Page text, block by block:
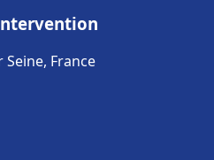
Seine, France